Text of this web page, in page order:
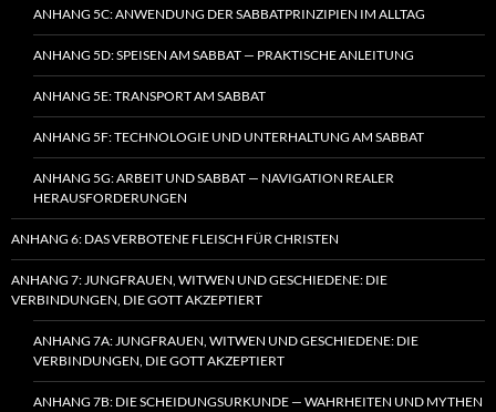
ANHANG 5C: ANWENDUNG DER SABBATPRINZIPIEN IM ALLTAG
ANHANG 5D: SPEISEN AM SABBAT — PRAKTISCHE ANLEITUNG
ANHANG 5E: TRANSPORT AM SABBAT
ANHANG 5F: TECHNOLOGIE UND UNTERHALTUNG AM SABBAT
ANHANG 5G: ARBEIT UND SABBAT — NAVIGATION REALER
HERAUSFORDERUNGEN
ANHANG 6: DAS VERBOTENE FLEISCH FÜR CHRISTEN
ANHANG 7: JUNGFRAUEN, WITWEN UND GESCHIEDENE: DIE
VERBINDUNGEN, DIE GOTT AKZEPTIERT
ANHANG 7A: JUNGFRAUEN, WITWEN UND GESCHIEDENE: DIE
VERBINDUNGEN, DIE GOTT AKZEPTIERT
ANHANG 7B: DIE SCHEIDUNGSURKUNDE — WAHRHEITEN UND MYTHEN